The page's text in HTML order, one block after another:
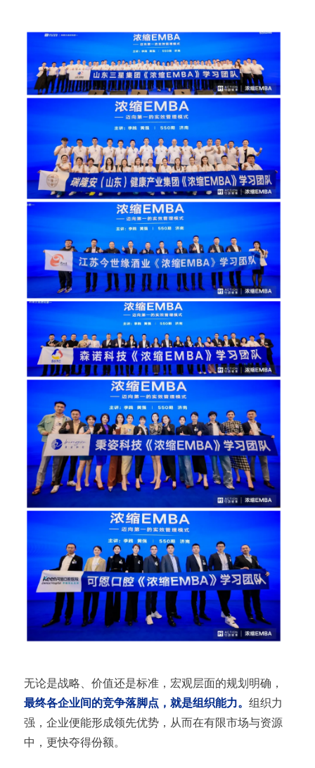
无论是战略、价值还是标准，宏观层面的规划明确，
最终各企业间的竞争落脚点，就是组织能力。 组织力
强，企业便能形成领先优势，从而在有限市场与资源
中，更快夺得份额。